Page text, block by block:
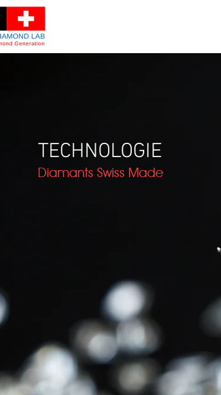
TECHNOLOGIE
Diamants Swiss Made